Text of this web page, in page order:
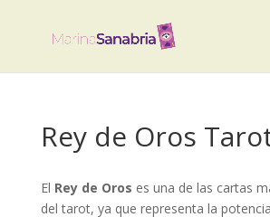
Rey de Oros
El Rey de Oros es una de las cartas
del tarot, ya que representa la